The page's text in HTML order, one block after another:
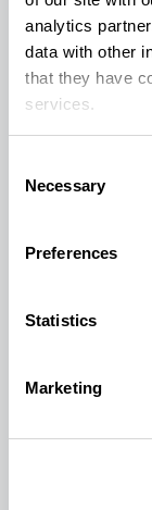
analytics
data with other
that they have
services.
Selection
Necessary
Preferences
Statistics
Marketing
déclenché
la fois des
entreprises et
ces réformes
et d'un
croissance
Partners et
Olivier F